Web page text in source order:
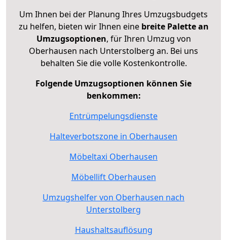
Um Ihnen bei der Planung Ihres Umzugsbudgets
zu helfen, bieten wir Ihnen eine breite Palette an
Umzugsoptionen, für Ihren Umzug von
Oberhausen nach Unterstolberg an. Bei uns
behalten Sie die volle Kostenkontrolle.
Folgende Umzugsoptionen können Sie
benkommen:
Entrümpelungsdienste
Halteverbotszone in Oberhausen
Möbeltaxi Oberhausen
Möbellift Oberhausen
Umzugshelfer von Oberhausen nach
Unterstolberg
Haushaltsauflösung